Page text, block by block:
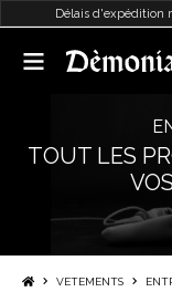
Délais d'expédition
TOUT LES
VETEMENTS